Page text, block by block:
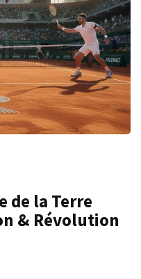
de la Terre
& Révolution